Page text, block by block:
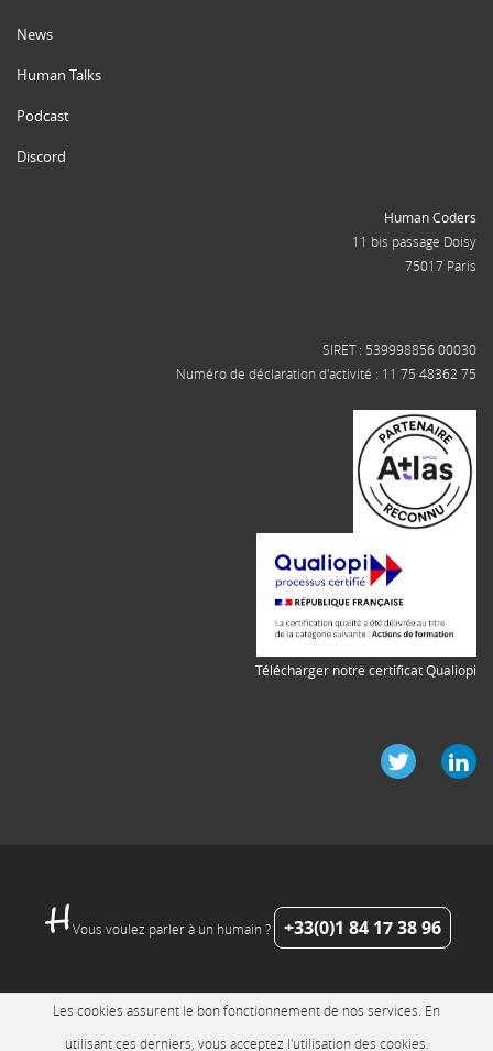
News
Human Talks
Podcast
Discord
Human Coders
11 bis passage Doisy
75017 Paris
SIRET : 539998856 00030
Numéro de déclaration d'activité : 11 75 48362 75
Télécharger notre certificat Qualiopi
Vous voulez parler à un humain ? +33(0)1 84 17 38 96
Les cookies assurent le bon fonctionnement de nos services. En
utilisant ces derniers, vous acceptez l'utilisation des cookies.